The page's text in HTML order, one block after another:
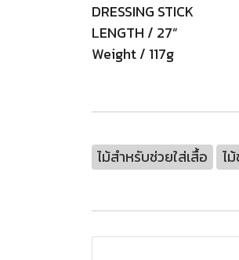
DRESSING STICK
LENGTH / 27”
Weight / 117g
ไม้สำหรับช่วยใส่เสื้อ ไ